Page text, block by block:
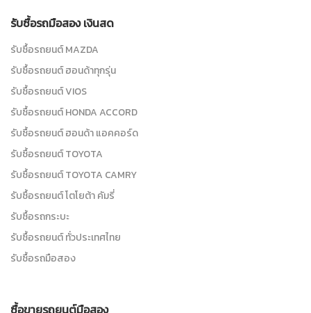
รับซื้อรถมือสอง เงินสด
รับซื้อรถยนต์ MAZDA
รับซื้อรถยนต์ ฮอนด้าทุกรุ่น
รับซื้อรถยนต์ VIOS
รับซื้อรถยนต์ HONDA ACCORD
รับซื้อรถยนต์ ฮอนด้า แอคคอร์ด
รับซื้อรถยนต์ TOYOTA
รับซื้อรถยนต์ TOYOTA CAMRY
รับซื้อรถยนต์ โตโยต้า คัมรี่
รับซื้อรถกระบะ
รับซื้อรถยนต์ ทั่วประเทศไทย
รับซื้อรถมือสอง